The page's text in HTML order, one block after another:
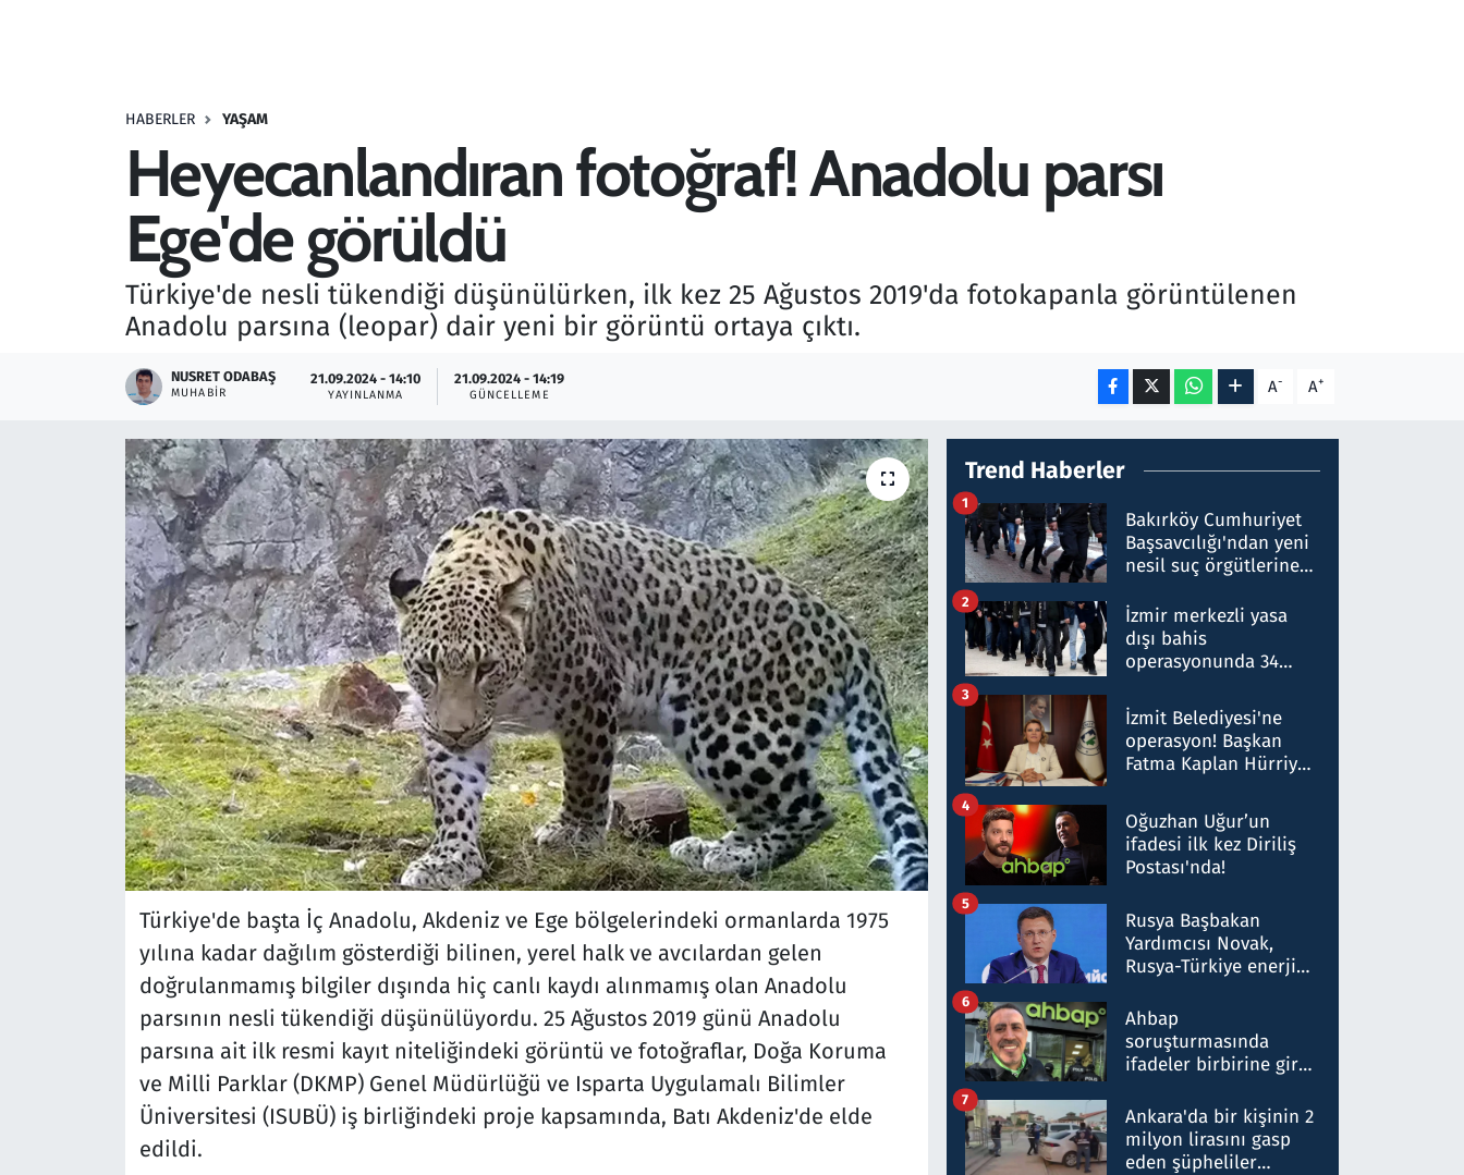
HABERLER YAŞAM
Heyecanlandıran fotoğraf! Anadolu parsı
Ege'de görüldü
Türkiye'de nesli tükendiği düşünülürken, ilk kez 25 Ağustos 2019'da fotokapanla görüntülenen
Anadolu parsına (leopar) dair yeni bir görüntü ortaya çıktı.
NUSRET ODABAŞ
MUHABIR
21.09.2024 - 14:10
YAYINLANMA
21.09.2024 - 14:19
GÜNCELLEME A- A+
Türkiye'de başta İç Anadolu, Akdeniz ve Ege bölgelerindeki ormanlarda 1975
yılına kadar dağılım gösterdiği bilinen, yerel halk ve avcılardan gelen
doğrulanmamış bilgiler dışında hiç canlı kaydı alınmamış olan Anadolu
parsının nesli tükendiği düşünülüyordu. 25 Ağustos 2019 günü Anadolu
parsına ait ilk resmi kayıt niteliğindeki görüntü ve fotoğraflar, Doğa Koruma
ve Milli Parklar (DKMP) Genel Müdürlüğü ve Isparta Uygulamalı Bilimler
Üniversitesi (ISUBÜ) iş birliğindeki proje kapsamında, Batı Akdeniz'de elde
edildi.
Trend Haberler
Bakırköy Cumhuriyet
Başsavcılığı'ndan yeni
nesil suç örgütlerine
hakkında gözaltı kararı
1
İzmir merkezli yasa
dışı bahis
operasyonunda 34
Milyar liralık para
trafiği tespit edildi
2
İzmit Belediyesi'ne
operasyon! Başkan
Fatma Kaplan Hürriyet
3
Oğuzhan Uğur’un
ifadesi ilk kez Diriliş
Postası'nda!
4
Rusya Başbakan
Yardımcısı Novak,
Rusya-Türkiye enerji
nitelikte olduğunu
belirtti
5
Ahbap
soruşturmasında
ifadeler birbirine girdi:
ifadelerinden ortaya
çıkan tablo şok etti
6
Ankara'da bir kişinin 2
milyon lirasını gasp
eden şüpheliler
7
Savunma Sanayi
Teknoloji ve Bilim
Televizyon